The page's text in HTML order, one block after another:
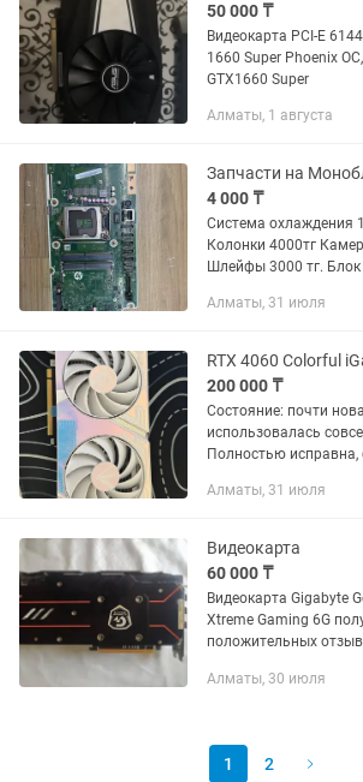
50 000 ₸
Видеокарта PCI-E
1660 Super Phoenix
GTX1660 Super
Алматы, 1 августа
4 000 ₸
Система охлаждения
Колонки 4000тг
Шлейфы 3000 тг. Блок
mx130 2 gb 10000тг Мат плата - слетел
Алматы, 31 июля
200 000 ₸
Состояние: почти
использовалась
Полностью исправна,
ремонтировалась. Комплектация:
пленке ...
Алматы, 31 июля
Видеокарта
60 000 ₸
Видеокарта Gigabyte
Xtreme Gaming 6G
положительных
карты включают в
Алматы, 30 июля
1 2